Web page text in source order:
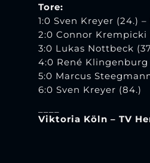
Tore:
1:0 Sven Kreyer (24.)
2:0 Connor Krempicki
3:0 Lukas Nottbeck
4:0 René Klingenburg
5:0 Marcus
6:0 Sven Kreyer (84.)
Viktoria Köln – TV